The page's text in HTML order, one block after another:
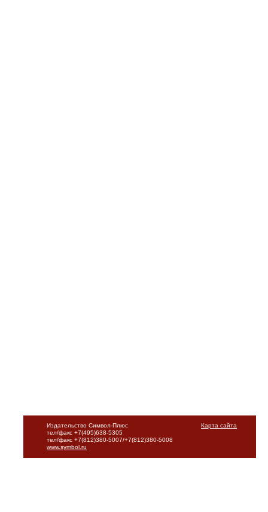
Карта сайта
Издательство Символ-Плюс
тел/факс +7(495)638-5305
тел/факс +7(812)380-5007/+7(812)380-5008
www.symbol.ru